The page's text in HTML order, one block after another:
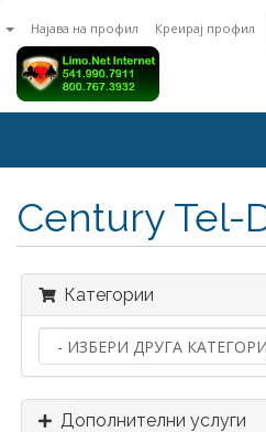
Најава на профил Креирај профил
Century Tel-
Категории
Дополнителни услуги